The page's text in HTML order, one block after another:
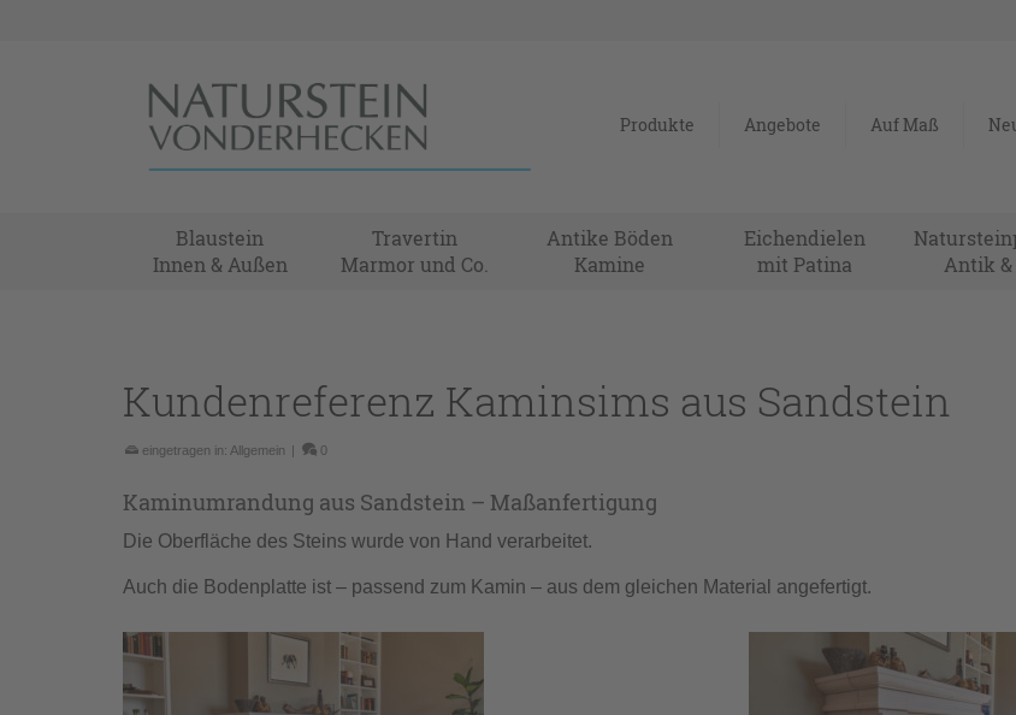
Produkte Angebote Auf Maß
Blaustein
Innen & Außen
Travertin
Marmor und Co.
Antike Böden
Kamine
Eichendielen
mit Patina
Antik &
Kundenreferenz Kaminsims aus Sandstein
eingetragen in: Allgemein | 0
Kaminumrandung aus Sandstein – Maßanfertigung
Die Oberfläche des Steins wurde von Hand verarbeitet.
Auch die Bodenplatte ist – passend zum Kamin – aus dem gleichen Material angefertigt.